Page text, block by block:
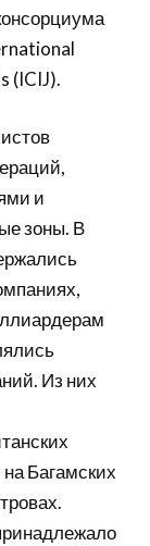
(ICIJ).
и
зоны. В
Из них
Багамских